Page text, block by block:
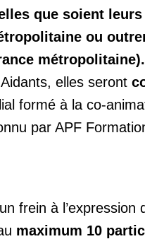
que soient
ou
métropolitaine).
elles seront
formé à la co-
par APF
frein à l’expression
maximum 10